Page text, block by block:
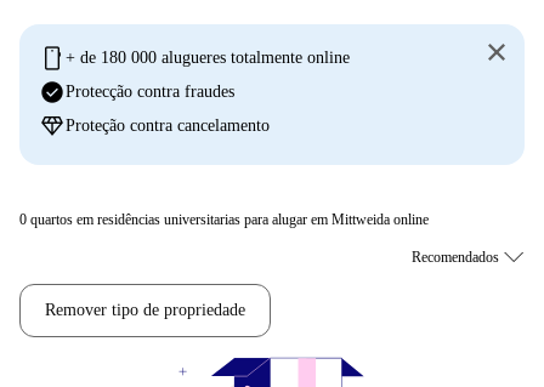
mobile + de 180 000 alugueres totalmente online
check_circleProtecção contra fraudes
diamondProteção contra cancelamento
0 quartos em residências universitarias para alugar em Mittweida online
Remover tipo de propriedade